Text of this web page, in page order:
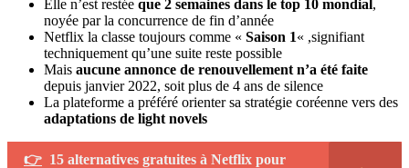
Elle n’est restée que 2 semaines dans le top 10 mondial,
noyée par la concurrence de fin d’année
Netflix la classe toujours comme « Saison 1« ,signifiant
techniquement qu’une suite reste possible
Mais aucune annonce de renouvellement n’a été faite
depuis janvier 2022, soit plus de 4 ans de silence
La plateforme a préféré orienter sa stratégie coréenne vers des
adaptations de light novels
👉 15 alternatives gratuites à Netflix pour